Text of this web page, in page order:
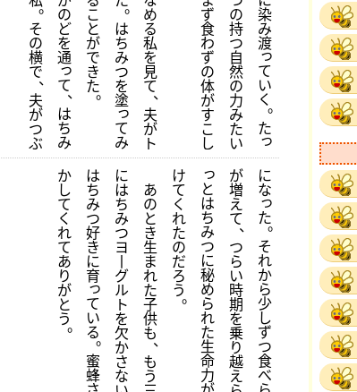
染
み
渡
っ
て
い
く。
た
っ
の
持
つ
自
然
の
力
み
た
い
ず
食
わ
ず
の
体
が
す
こ
し
め
る
私
を
見
て
、
夫
が
ト
。
は
ち
み
つ
を
塗
っ
て
み
こ
と
が
で
き
た。
の
ど
を
通
っ
て、
は
ち
み
。
そ
の
横
で
、
夫
が
つ
ぶ
に
な
っ
た。
そ
れ
か
ら
少
し
ず
つ
食
べ
が
増
え
て、
つ
ら
い
時
期
を
乗
り
越
え
っ
と
は
ち
み
つ
に
秘
め
ら
れ
た
生
命
力
け
て
く
れ
た
の
だ
ろ
う。
あ
の
と
き
生
ま
れ
た
子
供
も、
も
う
に
は
ち
み
つ
ヨ
丨
グ
ル
ト
を
欠
か
さ
な
は
ち
み
つ
好
き
に
育
っ
て
い
る。
蜜
蜂
か
し
て
く
れ
て
あ
り
が
と
う。